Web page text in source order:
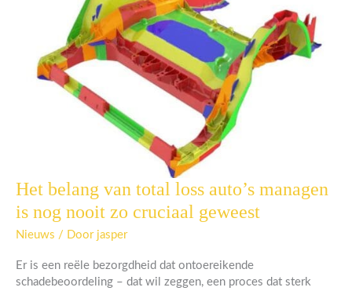
Het belang van total loss auto’s managen
is nog nooit zo cruciaal geweest
Nieuws / Door jasper
Er is een reële bezorgdheid dat ontoereikende
schadebeoordeling – dat wil zeggen, een proces dat sterk
Het
van
total
auto’s
managen